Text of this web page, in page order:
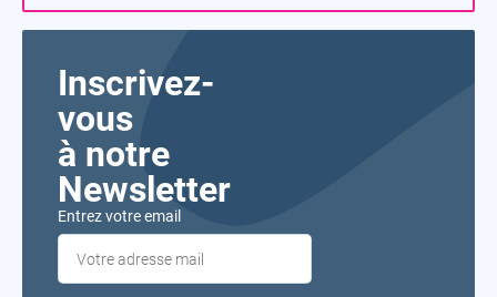
Inscrivez-
vous
à notre
Newsletter
Entrez votre email